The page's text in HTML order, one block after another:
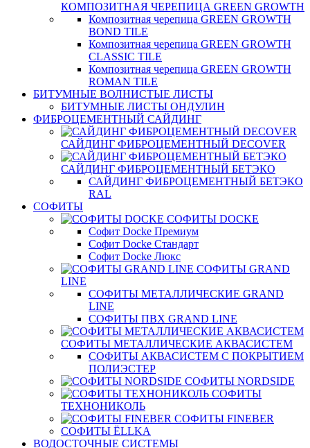
КОМПОЗИТНАЯ ЧЕРЕПИЦА GREEN GROWTH
Композитная черепица GREEN GROWTH
BOND TILE
Композитная черепица GREEN GROWTH
CLASSIC TILE
Композитная черепица GREEN GROWTH
ROMAN TILE
БИТУМНЫЕ ВОЛНИСТЫЕ ЛИСТЫ
БИТУМНЫЕ ЛИСТЫ ОНДУЛИН
ФИБРОЦЕМЕНТНЫЙ САЙДИНГ
САЙДИНГ ФИБРОЦЕМЕНТНЫЙ DECOVER
САЙДИНГ ФИБРОЦЕМЕНТНЫЙ БЕТЭКО
САЙДИНГ ФИБРОЦЕМЕНТНЫЙ БЕТЭКО
RAL
СОФИТЫ
СОФИТЫ DOCKE
Софит Docke Премиум
Софит Docke Стандарт
Софит Docke Люкс
СОФИТЫ GRAND
LINE
СОФИТЫ МЕТАЛЛИЧЕСКИЕ GRAND
LINE
СОФИТЫ ПВХ GRAND LINE
СОФИТЫ МЕТАЛЛИЧЕСКИЕ АКВАСИСТЕМ
СОФИТЫ АКВАСИСТЕМ С ПОКРЫТИЕМ
ПОЛИЭСТЕР
СОФИТЫ NORDSIDE
СОФИТЫ
ТЕХНОНИКОЛЬ
СОФИТЫ FINEBER
СОФИТЫ ЁLLKA
ВОДОСТОЧНЫЕ СИСТЕМЫ